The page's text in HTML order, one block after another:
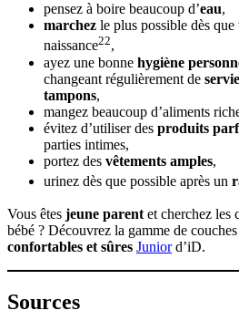
pensez à boire beaucoup d’eau,
marchez le plus possible dès
naissance22,
ayez une bonne hygiène
changeant régulièrement de
tampons,
mangez beaucoup d’aliments
évitez d’utiliser des produits
parties intimes,
portez des vêtements amples,
urinez dès que possible après un
Vous êtes jeune parent et cherchez les
bébé ? Découvrez la gamme de
confortables et sûres Juniord’iD.
Sources